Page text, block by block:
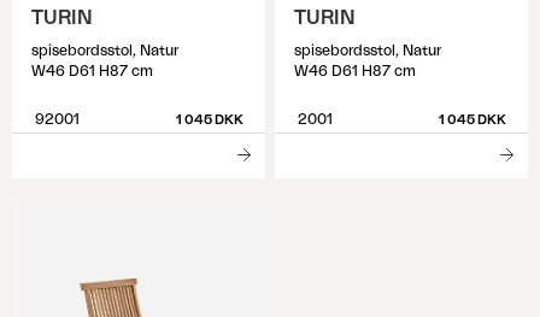
TURIN
spisebordsstol, Natur
W46 D61 H87 cm
92001 1 045 DKK
TURIN
spisebordsstol, Natur
W46 D61 H87 cm
2001 1 045 DKK